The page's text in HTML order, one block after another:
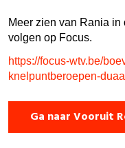
Meer zien van Rania
volgen op Focus.
https://focus-wtv.be/
knelpuntberoepen-
Ga naar Vooruit